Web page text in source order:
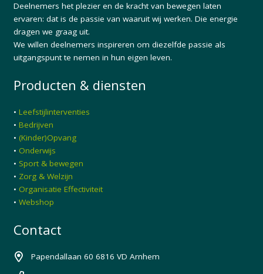
Deelnemers het plezier en de kracht van bewegen laten
ervaren: dat is de passie van waaruit wij werken. Die energie
dragen we graag uit.
We willen deelnemers inspireren om diezelfde passie als
uitgangspunt te nemen in hun eigen leven.
Producten & diensten
• Leefstijlinterventies
• Bedrijven
• (Kinder)Opvang
• Onderwijs
• Sport & bewegen
• Zorg & Welzijn
• Organisatie Effectiviteit
• Webshop
Contact
Papendallaan 60 6816 VD Arnhem